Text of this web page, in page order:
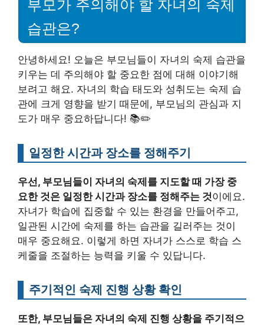
부모가 주의해야 할 자녀의 숙제
습관은?
안녕하세요! 오늘은 부모님들이 자녀의 숙제 습관을
키우는 데 주의해야 할 중요한 점에 대해 이야기해
보려고 해요. 자녀의 학습 태도와 성취도는 숙제 습
관에 크게 영향을 받기 때문에, 부모님의 관심과 지
도가 매우 중요하답니다! 📚✏️
일정한 시간과 장소를 정해주기
우선, 부모님들이 자녀의 숙제를 지도할 때 가장 중
요한 것은 일정한 시간과 장소를 정해주는 것이에요.
자녀가 학습에 집중할 수 있는 환경을 만들어주고,
일관된 시간에 숙제를 하는 습관을 길러주는 것이
매우 중요해요. 이렇게 하면 자녀가 스스로 학습 스
케줄을 조절하는 능력을 키울 수 있답니다.
주기적인 숙제 진행 상황 확인
또한, 부모님들은 자녀의 숙제 진행 상황을 주기적으